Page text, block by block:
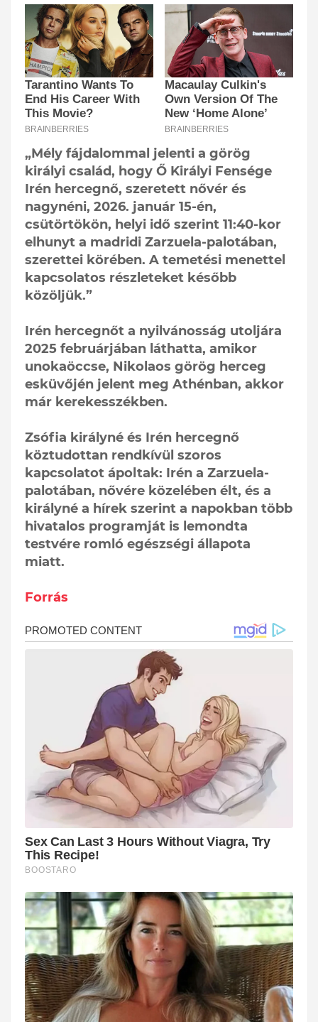
„Mély fájdalommal jelenti a görög
királyi család, hogy Ő Királyi Fensége
Irén hercegnő, szeretett nővér és
nagynéni, 2026. január 15-én,
csütörtökön, helyi idő szerint 11:40-kor
elhunyt a madridi Zarzuela-palotában,
szerettei körében. A temetési menettel
kapcsolatos részleteket később
közöljük.”
Irén hercegnőt a nyilvánosság utoljára
2025 februárjában láthatta, amikor
unokaöccse, Nikolaos görög herceg
esküvőjén jelent meg Athénban, akkor
már kerekesszékben.
Zsófia királyné és Irén hercegnő
köztudottan rendkívül szoros
kapcsolatot ápoltak: Irén a Zarzuela-
palotában, nővére közelében élt, és a
királyné a hírek szerint a napokban több
hivatalos programját is lemondta
testvére romló egészségi állapota
miatt.
Forrás